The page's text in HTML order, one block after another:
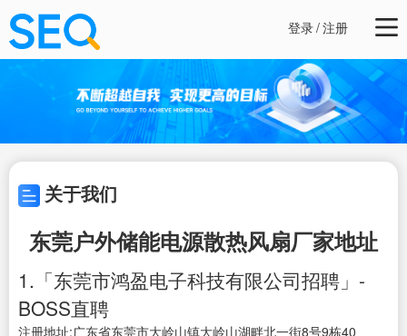
登录/注册
关于我们
东莞户外储能电源散热风扇厂家地址
1.「东莞市鸿盈电子科技有限公司招聘」-
BOSS直聘
注册地址:广东省东莞市大岭山镇大岭山湖畔北一街8号9栋40